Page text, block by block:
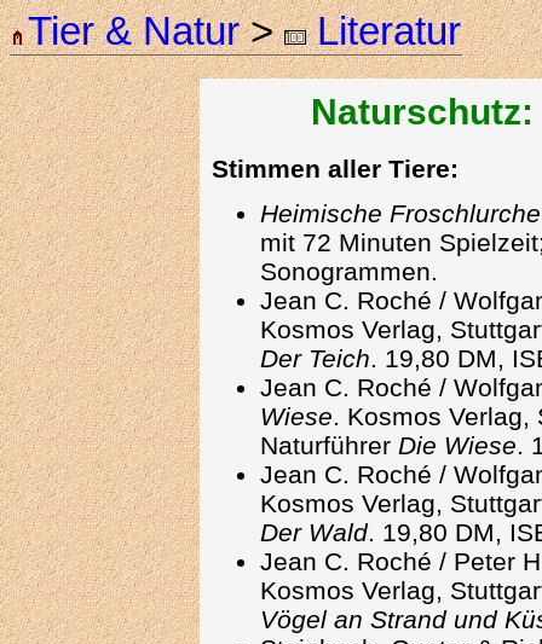
Tier & Natur> Literatur
Stimmen aller Tiere:
Heimische
mit 72 Minuten
Sonogrammen.
Jean C. Roché /
Kosmos Verlag,
Der Teich. 19,80 DM,
Jean C. Roché /
Wiese. Kosmos Verlag,
Naturführer Die Wiese.
Jean C. Roché /
Kosmos Verlag,
Der Wald. 19,80 DM,
Jean C. Roché / Peter
Kosmos Verlag,
Vögel an Strand und